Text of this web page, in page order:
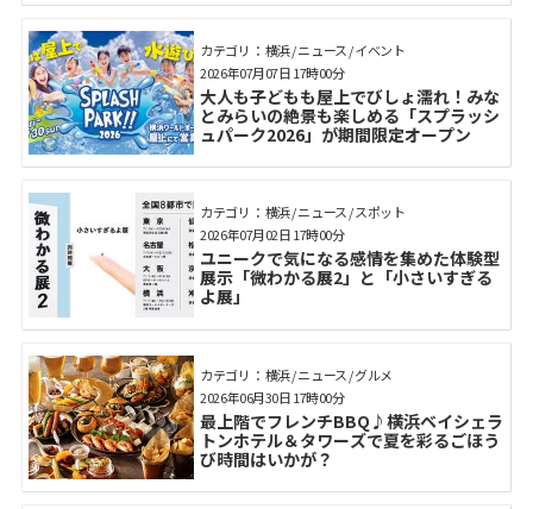
カテゴリ： 横浜 / ニュース / イベント
大人も子どもも屋上でびしょ濡れ！みな
とみらいの絶景も楽しめる「スプラッシ
ュパーク2026」が期間限定オープン
2026年07月07日 17時00分
カテゴリ： 横浜 / ニュース / スポット
ユニークで気になる感情を集めた体験型
展示「微わかる展2」と「小さいすぎる
よ展」
2026年07月02日 17時00分
カテゴリ： 横浜 / ニュース / グルメ
最上階でフレンチBBQ♪横浜ベイシェラ
トンホテル＆タワーズで夏を彩るごほう
び時間はいかが？
2026年06月30日 17時00分